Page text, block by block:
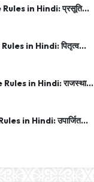
in Hindi: प्रसूति...
in Hindi: पितृत्व...
in Hindi: राजस्था...
in Hindi: उपार्जित...